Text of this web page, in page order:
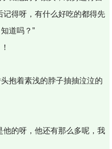
记得呀，有什么好吃的都得先
道吗？”
抱着素浅的脖子抽抽泣泣的
他的呀，他还有那么多呢，我